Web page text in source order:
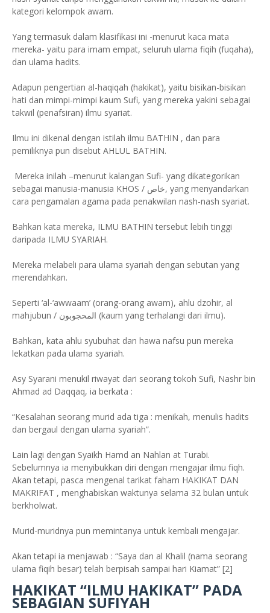
kategori kelompok awam.
Yang termasuk dalam klasifikasi ini -menurut kaca mata
mereka- yaitu para imam empat, seluruh ulama fiqih (fuqaha),
dan ulama hadits.
Adapun pengertian al-haqiqah (hakikat), yaitu bisikan-bisikan
hati dan mimpi-mimpi kaum Sufi, yang mereka yakini sebagai
takwil (penafsiran) ilmu syariat.
Ilmu ini dikenal dengan istilah ilmu BATHIN , dan para
pemiliknya pun disebut AHLUL BATHIN.
Mereka inilah –menurut kalangan Sufi- yang dikategorikan
sebagai manusia-manusia KHOS / خاص, yang menyandarkan
cara pengamalan agama pada penakwilan nash-nash syariat.
Bahkan kata mereka, ILMU BATHIN tersebut lebih tinggi
daripada ILMU SYARIAH.
Mereka melabeli para ulama syariah dengan sebutan yang
merendahkan.
Seperti ‘al-‘awwaam’ (orang-orang awam), ahlu dzohir, al
mahjubun / المحجوبون (kaum yang terhalangi dari ilmu).
Bahkan, kata ahlu syubuhat dan hawa nafsu pun mereka
lekatkan pada ulama syariah.
Asy Syarani menukil riwayat dari seorang tokoh Sufi, Nashr bin
Ahmad ad Daqqaq, ia berkata :
“Kesalahan seorang murid ada tiga : menikah, menulis hadits
dan bergaul dengan ulama syariah”.
Lain lagi dengan Syaikh Hamd an Nahlan at Turabi.
Sebelumnya ia menyibukkan diri dengan mengajar ilmu fiqh.
Akan tetapi, pasca mengenal tarikat faham HAKIKAT DAN
MAKRIFAT , menghabiskan waktunya selama 32 bulan untuk
berkholwat.
Murid-muridnya pun memintanya untuk kembali mengajar.
Akan tetapi ia menjawab : “Saya dan al Khalil (nama seorang
ulama fiqih besar) telah berpisah sampai hari Kiamat” [2]
HAKIKAT “ILMU HAKIKAT” PADA
SEBAGIAN SUFIYAH